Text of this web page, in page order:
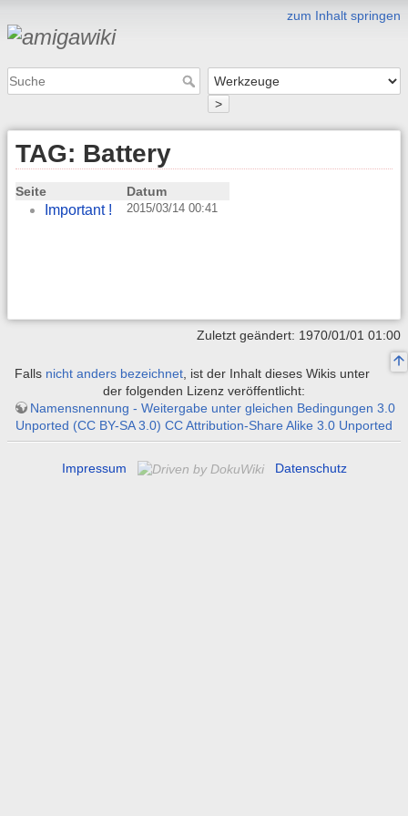
zum Inhalt springen
>
TAG: Battery
Seite Datum
Important ! 2015/03/14 00:41
Zuletzt geändert: 1970/01/01 01:00
Falls nicht anders bezeichnet , ist der Inhalt dieses Wikis unter
der folgenden Lizenz veröffentlicht:
Namensnennung - Weitergabe unter gleichen Bedingungen 3.0
Unported (CC BY-SA 3.0) CC Attribution-Share Alike 3.0 Unported
Impressum Datenschutz